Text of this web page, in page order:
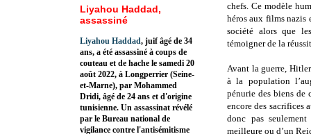
chefs. Ce modèle
héros aux films nazis
société alors que
témoigner de la
Avant la guerre,
à la population
pénurie des biens de
encore des sacrifices
donc pas
meilleure ou d’un
Liyahou Haddad,
assassiné
Liyahou Haddad, juif âgé de 34
ans, a été assassiné à coups de
couteau et de hache le samedi 20
août 2022, à Longperrier (Seine-
et-Marne), par Mohammed
Dridi, âgé de 24 ans et d'origine
tunisienne. Un assassinat révélé
par le Bureau national de
vigilance contre l'antisémitisme